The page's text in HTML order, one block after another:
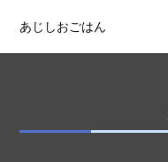
あじしおごはん